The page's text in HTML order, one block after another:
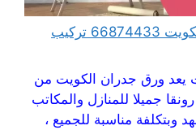
فني تركيب ورق جدران الكويت 66874433 تركيب
يعد ورق جدران الكويت من
جميلا للمنازل والمكاتب
وبتكلفة مناسبة للجميع ،